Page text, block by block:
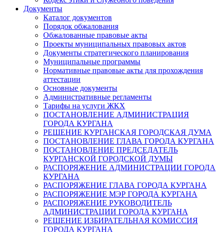
Документы
Каталог документов
Порядок обжалования
Обжалованные правовые акты
Проекты муниципальных правовых актов
Документы стратегического планирования
Муниципальные программы
Нормативные правовые акты для прохождения
аттестации
Основные документы
Административные регламенты
Тарифы на услуги ЖКХ
ПОСТАНОВЛЕНИЕ АДМИНИСТРАЦИЯ
ГОРОДА КУРГАНА
РЕШЕНИЕ КУРГАНСКАЯ ГОРОДСКАЯ ДУМА
ПОСТАНОВЛЕНИЕ ГЛАВА ГОРОДА КУРГАНА
ПОСТАНОВЛЕНИЕ ПРЕДСЕДАТЕЛЬ
КУРГАНСКОЙ ГОРОДСКОЙ ДУМЫ
РАСПОРЯЖЕНИЕ АДМИНИСТРАЦИИ ГОРОДА
КУРГАНА
РАСПОРЯЖЕНИЕ ГЛАВА ГОРОДА КУРГАНА
РАСПОРЯЖЕНИЕ МЭР ГОРОДА КУРГАНА
РАСПОРЯЖЕНИЕ РУКОВОДИТЕЛЬ
АДМИНИСТРАЦИИ ГОРОДА КУРГАНА
РЕШЕНИЕ ИЗБИРАТЕЛЬНАЯ КОМИССИЯ
ГОРОДА КУРГАНА